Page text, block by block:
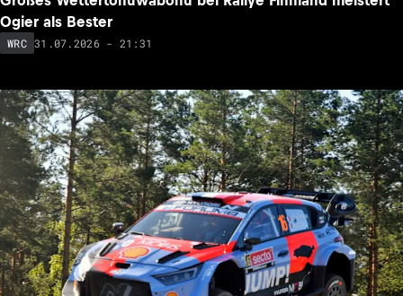
Ogier als Bester
WRC 31.07.2026 - 21:31